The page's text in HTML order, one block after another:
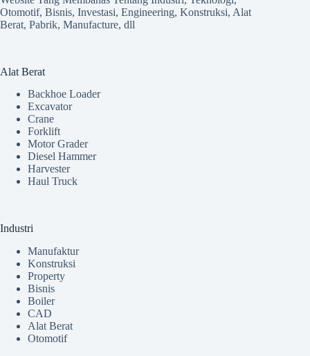
Otomotif, Bisnis, Investasi, Engineering, Konstruksi, Alat
Berat, Pabrik, Manufacture, dll
Alat Berat
Backhoe Loader
Excavator
Crane
Forklift
Motor Grader
Diesel Hammer
Harvester
Haul Truck
Industri
Manufaktur
Konstruksi
Property
Bisnis
Boiler
CAD
Alat Berat
Otomotif